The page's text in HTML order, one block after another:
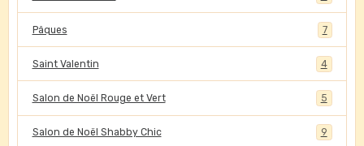
Pâques 7
Saint Valentin 4
Salon de Noël Rouge et Vert 5
Salon de Noël Shabby Chic 9